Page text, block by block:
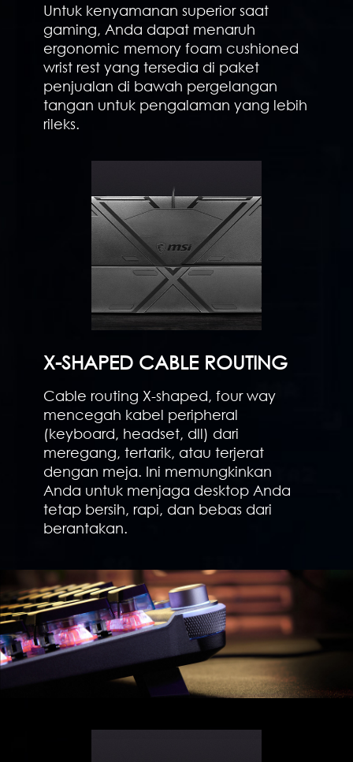
Untuk kenyamanan superior saat
gaming, Anda dapat menaruh
ergonomic memory foam cushioned
wrist rest yang tersedia di paket
penjualan di bawah pergelangan
tangan untuk pengalaman yang lebih
rileks.
X-SHAPED CABLE ROUTING
Cable routing X-shaped, four way
mencegah kabel peripheral
(keyboard, headset, dll) dari
meregang, tertarik, atau terjerat
dengan meja. Ini memungkinkan
Anda untuk menjaga desktop Anda
tetap bersih, rapi, dan bebas dari
berantakan.